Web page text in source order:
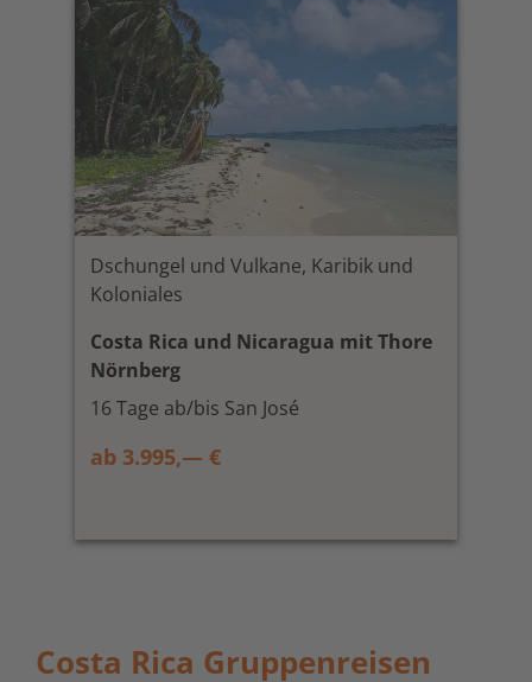
Dschungel und Vulkane, Karibik und
Koloniales
Costa Rica und Nicaragua mit Thore
Nörnberg
16 Tage ab/bis San José
ab 3.995,— €
Costa Rica Gruppenreisen